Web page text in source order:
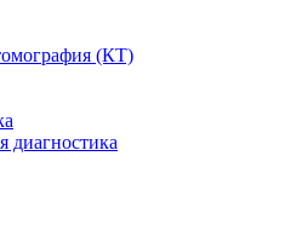
(КТ)
диагностика